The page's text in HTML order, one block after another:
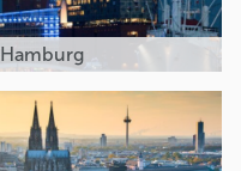
Hamburg